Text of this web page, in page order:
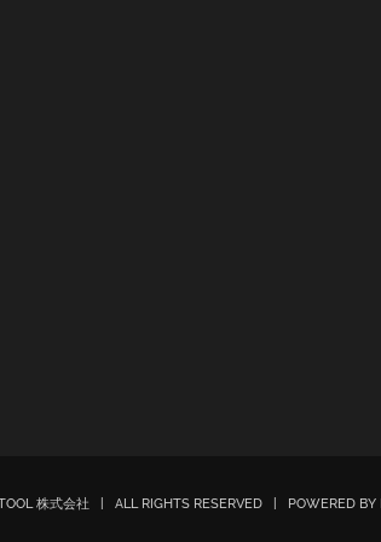
株式会社 | ALL RIGHTS RESERVED | POWERED BY